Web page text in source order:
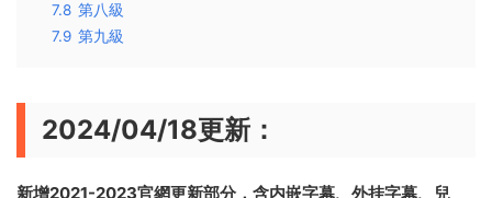
7.8 第八級
7.9 第九級
2024/04/18更新：
新增2021-2023官網更新部分，含内嵌字幕、外挂字幕、兒